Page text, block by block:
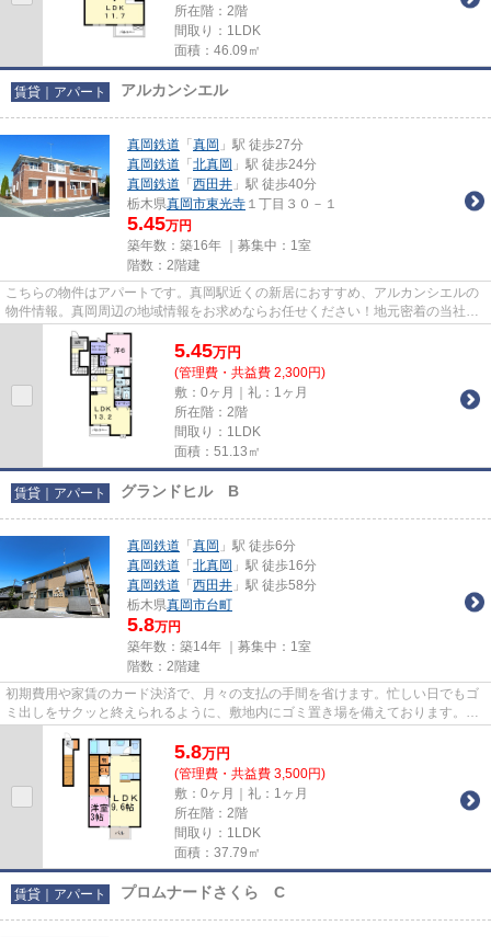
所在階：2階
間取り：1LDK
面積：46.09㎡
賃貸｜アパート アルカンシエル
真岡鉄道 「 真岡 」駅 徒歩27分
真岡鉄道 「 北真岡 」駅 徒歩24分
真岡鉄道 「 西田井 」駅 徒歩40分
栃木県真岡市東光寺 １丁目３０－１
5.45万円
築年数：築16年 ｜募集中： 1室
階数：2階建
こちらの物件はアパートです。真岡駅近くの新居におすすめ、アルカンシエルの
物件情報。真岡周辺の地域情報をお求めならお任せください！地元密着の当社
が、お客様のお部屋探しを全力...
5.45万円
(管理費・共益費 2,300円)
敷：0ヶ月｜礼：1ヶ月
所在階：2階
間取り：1LDK
面積：51.13㎡
賃貸｜アパート グランドヒル B
真岡鉄道 「 真岡 」駅 徒歩6分
真岡鉄道 「 北真岡 」駅 徒歩16分
真岡鉄道 「 西田井 」駅 徒歩58分
栃木県真岡市台町
5.8万円
築年数：築14年 ｜募集中： 1室
階数：2階建
初期費用や家賃のカード決済で、月々の支払の手間を省けます。忙しい日でもゴ
ミ出しをサクッと終えられるように、敷地内にゴミ置き場を備えております。住
環境がよく通風良好で日も入...
5.8万円
(管理費・共益費 3,500円)
敷：0ヶ月｜礼：1ヶ月
所在階：2階
間取り：1LDK
面積：37.79㎡
賃貸｜アパート プロムナードさくら C